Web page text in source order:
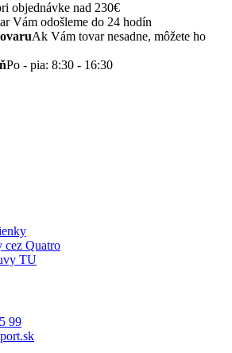
objednávke nad 230€
Vám odošleme do 24 hodín
Ak Vám tovar nesadne, môžete ho
Po - pia: 8:30 - 16:30
cez Quatro
TU
99